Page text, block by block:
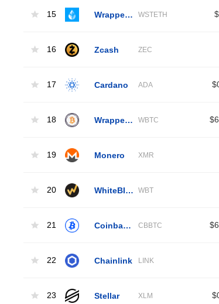
15 WSTETH
16 Zcash ZEC
17 Cardano ADA
18 WBTC
19 Monero XMR
20 WBT
21 CBBTC
22 Chainlink LINK
23 Stellar XLM